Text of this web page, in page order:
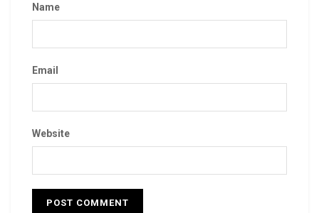
Name
Email
Website